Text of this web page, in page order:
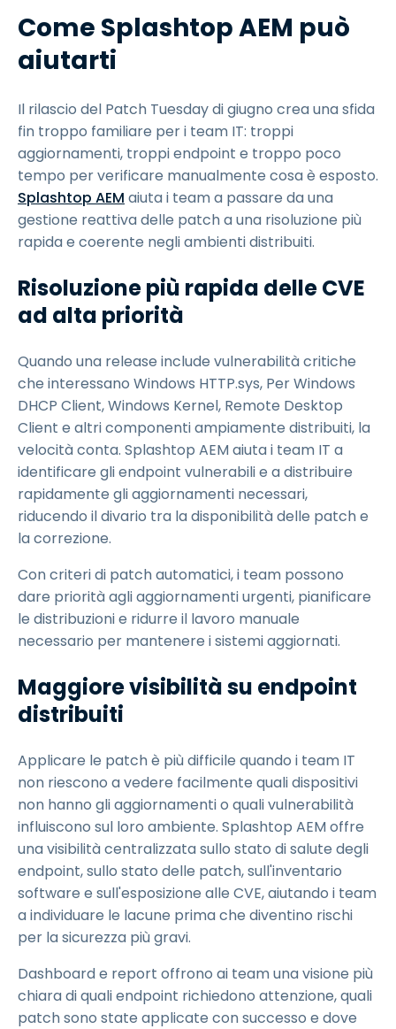
Come Splashtop AEM può
aiutarti
Il rilascio del Patch Tuesday di giugno crea una sfida
fin troppo familiare per i team IT: troppi
aggiornamenti, troppi endpoint e troppo poco
tempo per verificare manualmente cosa è esposto.
Splashtop AEM aiuta i team a passare da una
gestione reattiva delle patch a una risoluzione più
rapida e coerente negli ambienti distribuiti.
Risoluzione più rapida delle CVE
ad alta priorità
Quando una release include vulnerabilità critiche
che interessano Windows HTTP.sys, Per Windows
DHCP Client, Windows Kernel, Remote Desktop
Client e altri componenti ampiamente distribuiti, la
velocità conta. Splashtop AEM aiuta i team IT a
identificare gli endpoint vulnerabili e a distribuire
rapidamente gli aggiornamenti necessari,
riducendo il divario tra la disponibilità delle patch e
la correzione.
Con criteri di patch automatici, i team possono
dare priorità agli aggiornamenti urgenti, pianificare
le distribuzioni e ridurre il lavoro manuale
necessario per mantenere i sistemi aggiornati.
Maggiore visibilità su endpoint
distribuiti
Applicare le patch è più difficile quando i team IT
non riescono a vedere facilmente quali dispositivi
non hanno gli aggiornamenti o quali vulnerabilità
influiscono sul loro ambiente. Splashtop AEM offre
una visibilità centralizzata sullo stato di salute degli
endpoint, sullo stato delle patch, sull'inventario
software e sull'esposizione alle CVE, aiutando i team
a individuare le lacune prima che diventino rischi
per la sicurezza più gravi.
Dashboard e report offrono ai team una visione più
chiara di quali endpoint richiedono attenzione, quali
patch sono state applicate con successo e dove